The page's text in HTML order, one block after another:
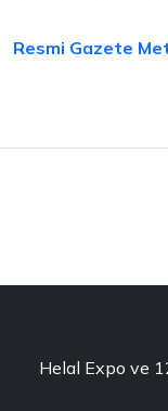
Resmi Gazete
Helal Expo ve